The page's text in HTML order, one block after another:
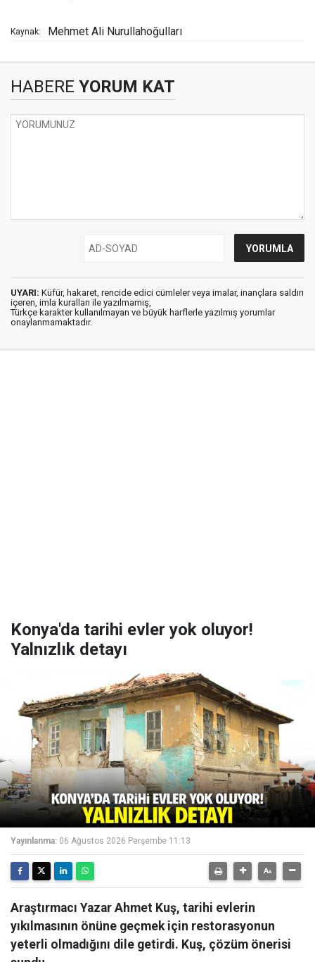
Kaynak: Mehmet Ali Nurullahoğulları
HABERE YORUM KAT
UYARI: Küfür, hakaret, rencide edici cümleler veya imalar, inançlara saldırı
içeren, imla kuralları ile yazılmamış,
Türkçe karakter kullanılmayan ve büyük harflerle yazılmış yorumlar
onaylanmamaktadır.
Konya'da tarihi evler yok oluyor!
Yalnızlık detayı
Yayınlanma: 06 Ağustos 2026 Perşembe 11:13
Araştırmacı Yazar Ahmet Kuş, tarihi evlerin
yıkılmasının önüne geçmek için restorasyonun
yeterli olmadığını dile getirdi. Kuş, çözüm önerisi